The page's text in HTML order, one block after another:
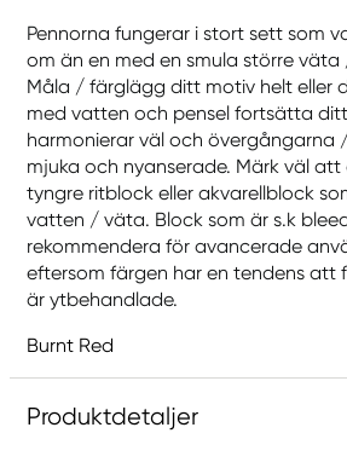
Pennorna fungerar i stort sett som
om än en med en smula större
Måla / färglägg ditt motiv helt eller
med vatten och pensel fortsätta
harmonierar väl och övergångarna
mjuka och nyanserade. Märk väl
tyngre ritblock eller akvarellblock
vatten / väta. Block som är s.k
rekommendera för avancerade
eftersom färgen har en tendens att
är ytbehandlade.
Burnt Red
Produktdetaljer